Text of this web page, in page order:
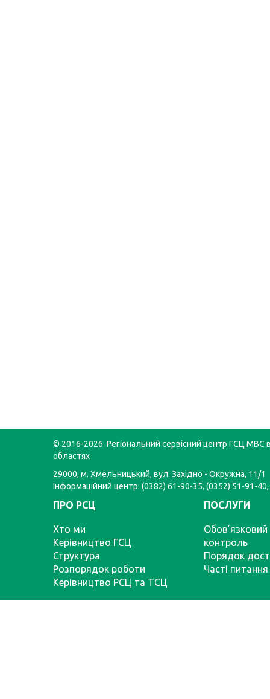
© 2016-2026. Регіональний сервісний центр ГСЦ МВС
областях
29000, м. Хмельницький, вул. Західно - Окружна, 11/1
Інформаційний центр: (0382) 61-90-35, (0352) 51-91-
ПРО РСЦ
Хто ми
Керівництво ГСЦ
Структура
Розпорядок роботи
Керівництво РСЦ та ТСЦ
ПОСЛУГИ
Обов’язковий
контроль
Порядок
Часті питання